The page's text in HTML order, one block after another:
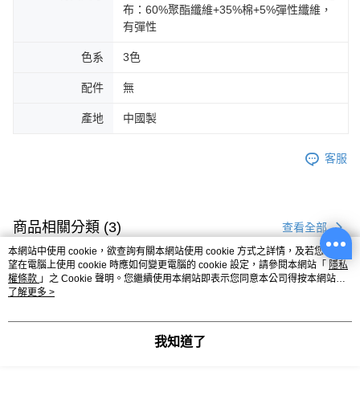
布：60%聚酯纖維+35%棉+5%彈性纖維，
有彈性
色系 3色
配件 無
產地 中國製
客服
商品相關分類 (3) 查看全部
女裝 風格支線 雲朵朵女孩 雲朵朵精選
女裝 風格支線 雲朵朵女孩 雲朵朵上衣
你可能有興趣的商品全站排行
本網站中使用 cookie，欲查詢有關本網站使用 cookie 方式之詳情，及若您不希
望在電腦上使用 cookie 時應如何變更電腦的 cookie 設定，請參閱本網站「 隱私
權條款 」之 Cookie 聲明。您繼續使用本網站即表示您同意本公司得按本網站使
用條款之 Cookie 聲明使用 cookie。
了解更多 >
我知道了